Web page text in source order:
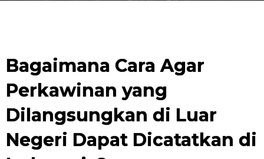
Bagaimana Cara Agar
Perkawinan yang
Dilangsungkan di Luar
Negeri Dapat Dicatatkan di